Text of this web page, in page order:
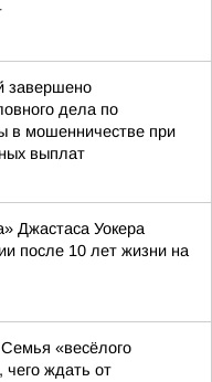
завершено
дела по
в мошенничестве при
выплат
Джастаса Уокера
после 10 лет жизни на
«весёлого
ждать от